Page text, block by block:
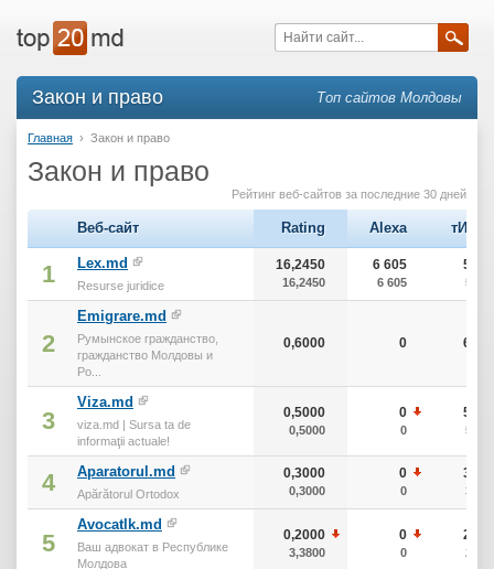
Закон и право Топ сайтов Молдовы
Главная › Закон и право
Закон и право
Рейтинг веб-сайтов за последние 30 дней
Веб-сайт Rating Alexa тИЦ
1 Lex.md
Resurse juridice
16,2450
16,2450
6 605
6 605
50
50
2
Emigrare.md
Румынское гражданство,
гражданство Молдовы и
Ро...
0,6000 0 60
3
Viza.md
viza.md | Sursa ta de
informaţii actuale!
0,5000
0,5000
0
0
50
50
4 Aparatorul.md
Apărătorul Ortodox
0,3000
0,3000
0
0
30
30
5
Avocatlk.md
Ваш адвокат в Республике
Молдова
0,2000
3,3800
0
0
20
20